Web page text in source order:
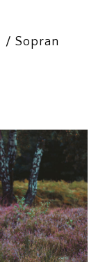
/ Sopran